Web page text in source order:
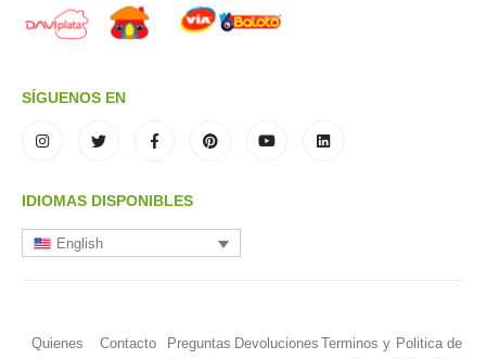
SÍGUENOS EN
IDIOMAS DISPONIBLES
English
Quienes
Contacto
Preguntas Devoluciones Terminos y Politica de